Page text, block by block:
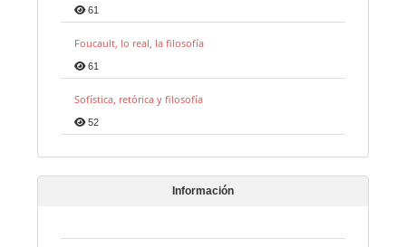
61
Foucault, lo real, la filosofía
61
Sofística, retórica y filosofía
52
Información